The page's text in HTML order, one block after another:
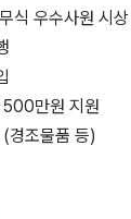
식 우수사원 시상
500만원 지원
경조물품 등)